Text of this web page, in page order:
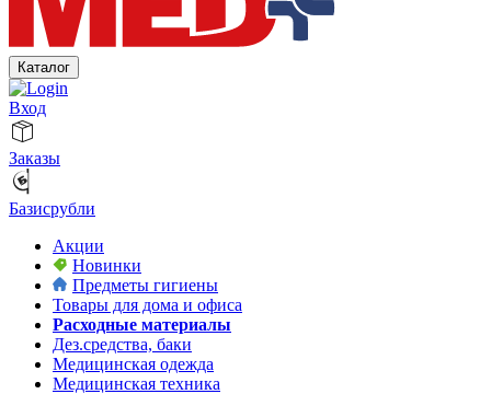
Каталог
Вход
Заказы
Базисрубли
Акции
Новинки
Предметы гигиены
Товары для дома и офиса
Расходные материалы
Дез.средства, баки
Медицинская одежда
Медицинская техника